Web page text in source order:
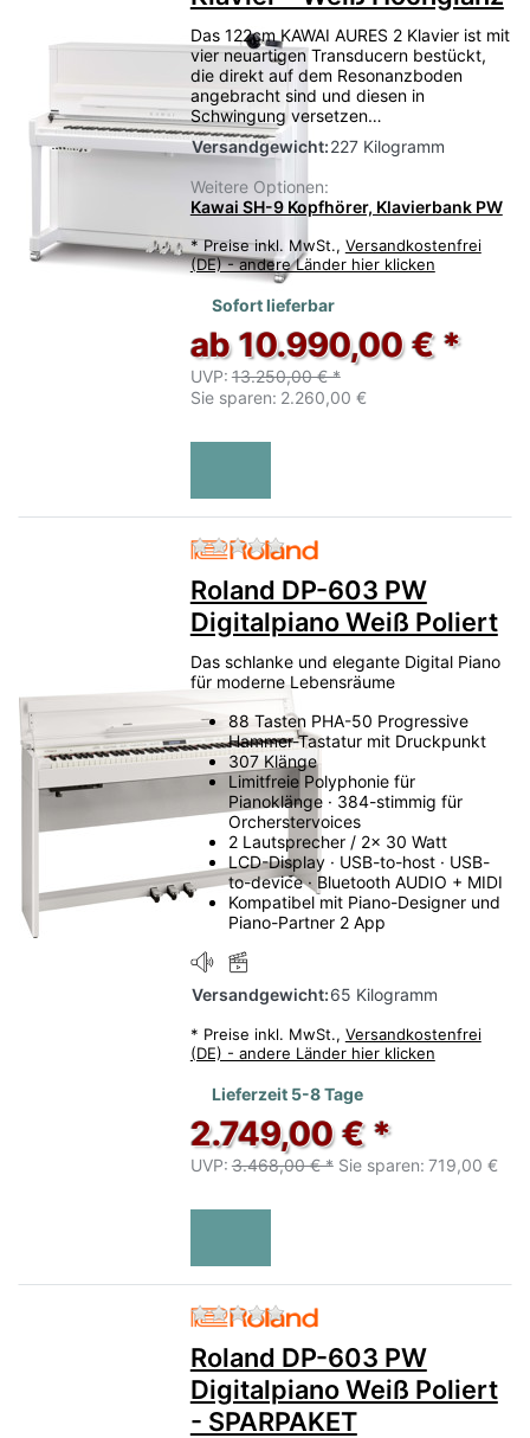
Das 122cm KAWAI AURES 2 Klavier ist mit
vier neuartigen Transducern bestückt,
die direkt auf dem Resonanzboden
angebracht sind und diesen in
Schwingung versetzen…
Versandgewicht:227 Kilogramm
Weitere Optionen:
Kawai SH-9 Kopfhörer, Klavierbank PW
* Preise inkl. MwSt., Versandkostenfrei
(DE) - andere Länder hier klicken
Sofort lieferbar
ab 10.990,00 € *
UVP: 13.250,00 € *
Sie sparen: 2.260,00 €
Zu diesem Produkt liegen
Roland DP-603 PW
Digitalpiano Weiß Poliert
Das schlanke und elegante Digital Piano
für moderne Lebensräume
88 Tasten PHA-50 Progressive
Hammer-Tastatur mit Druckpunkt
307 Klänge
Limitfreie Polyphonie für
Pianoklänge · 384-stimmig für
Orcherstervoices
2 Lautsprecher / 2x 30 Watt
LCD-Display · USB-to-host · USB-
to-device · Bluetooth AUDIO + MIDI
Kompatibel mit Piano-Designer und
Piano-Partner 2 App
Versandgewicht:65 Kilogramm
* Preise inkl. MwSt., Versandkostenfrei
(DE) - andere Länder hier klicken
Lieferzeit 5-8 Tage
2.749,00 € *
UVP: 3.468,00 € * Sie sparen: 719,00 €
Zu diesem Produkt liegen
Roland DP-603 PW
Digitalpiano Weiß Poliert
- SPARPAKET